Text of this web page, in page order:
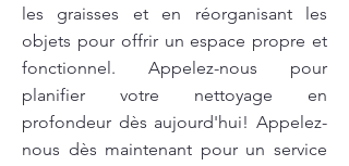
les graisses et en réorganisant les
objets pour offrir un espace propre et
fonctionnel. Appelez-nous pour
planifier votre nettoyage en
profondeur dès aujourd'hui! Appelez-
nous dès maintenant pour un service